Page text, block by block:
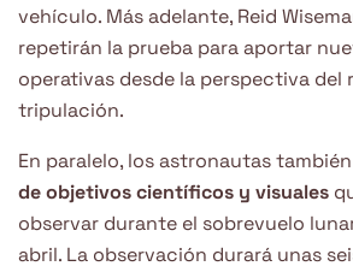
vehículo. Más adelante, Reid
repetirán la prueba para aportar
operativas desde la perspectiva del
tripulación.
En paralelo, los astronautas también
de objetivos científicos y visuales
observar durante el sobrevuelo
abril. La observación durará unas